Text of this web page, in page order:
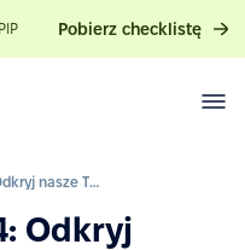
Pobierz checklistę
PeopleForce 2024: Odkryj nasze TOP 10 funkcji roku
Odkryj